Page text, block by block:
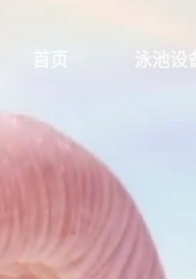
泳池设备